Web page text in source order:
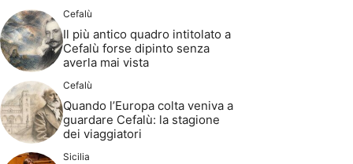
Cefalù
Il più antico quadro intitolato a
Cefalù forse dipinto senza
averla mai vista
Cefalù
Quando l’Europa colta veniva a
guardare Cefalù: la stagione
dei viaggiatori
Sicilia